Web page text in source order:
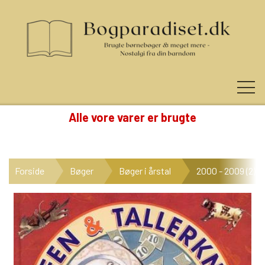
NYHEDER
KATEGORIER
Alle vore varer er brugte
Forside Bøger Bøger i årstal 2000 - 2009 (2)